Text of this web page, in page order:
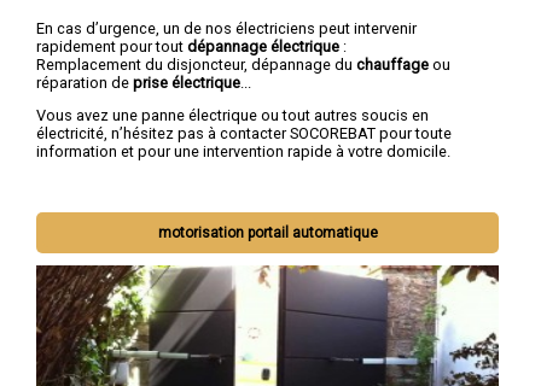
En cas d’urgence, un de nos électriciens peut intervenir
rapidement pour tout dépannage électrique :
Remplacement du disjoncteur, dépannage du chauffage ou
réparation de prise électrique
Vous avez une panne électrique ou tout autres soucis en
électricité, n’hésitez pas à contacter SOCOREBAT pour toute
information et pour une intervention rapide à votre domicile.
motorisation portail automatique